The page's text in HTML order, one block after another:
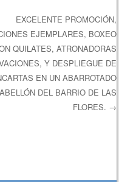
EXCELENTE PROMOCIÓN,
EJEMPLARES, BOXEO
QUILATES, ATRONADORAS
Y DESPLIEGUE DE
EN UN ABARROTADO
DEL BARRIO DE LAS
FLORES. →